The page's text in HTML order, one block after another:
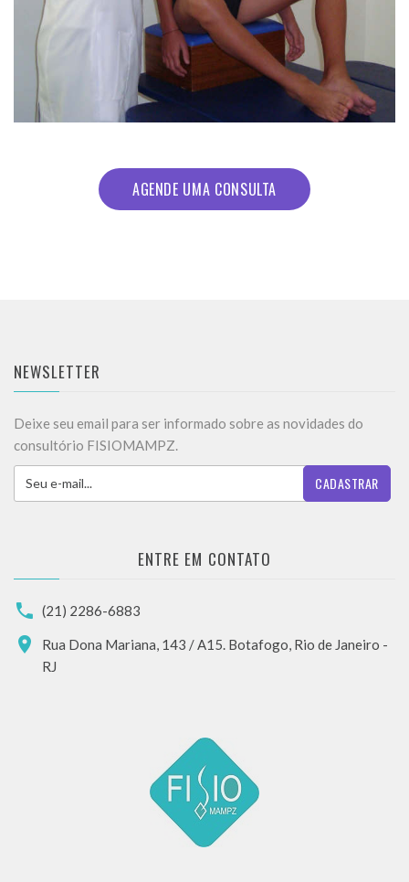
AGENDE UMA CONSULTA
NEWSLETTER
Deixe seu email para ser informado sobre as novidades do
consultório FISIOMAMPZ.
CADASTRAR
ENTRE EM CONTATO
(21) 2286-6883
Rua Dona Mariana, 143 / A15. Botafogo, Rio de Janeiro -
RJ